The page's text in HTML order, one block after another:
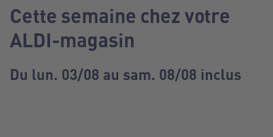
Cette semaine chez votre
ALDI-magasin
Du lun. 03/08 au sam. 08/08 inclus